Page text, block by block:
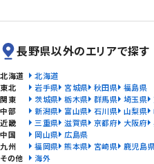
長野県以外のエリアで探す
北海道
北海道
東北
岩手県 宮城県 秋田県 福島県
関東
茨城県 栃木県 群馬県 埼玉県
中部
新潟県 富山県 石川県 山梨県
近畿
三重県 滋賀県 京都府 大阪府
中国
岡山県
広島県
九州
福岡県 熊本県 宮崎県
鹿児島
その他
海外